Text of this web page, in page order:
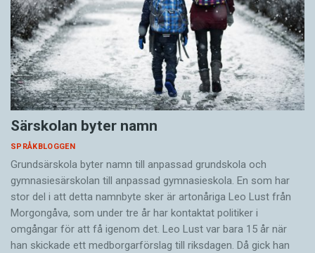
Särskolan byter namn
SPRÅKBLOGGEN
Grundsärskola byter namn till anpassad grundskola och
gymnasiesärskolan till anpassad gymnasieskola. En som har
stor del i att detta namnbyte sker är artonåriga Leo Lust från
Morgongåva, som under tre år har kontaktat politiker i
omgångar för att få igenom det. Leo Lust var bara 15 år när
han skickade ett medborgarförslag till riksdagen. Då gick han